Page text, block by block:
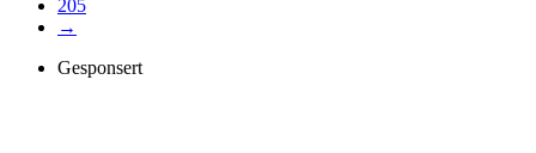
205
→
Gesponsert